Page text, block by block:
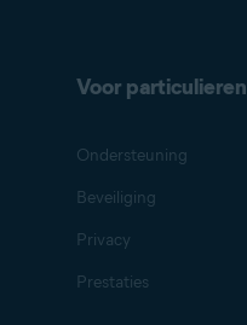
Voor particulieren
Ondersteuning
Beveiliging
Privacy
Prestaties